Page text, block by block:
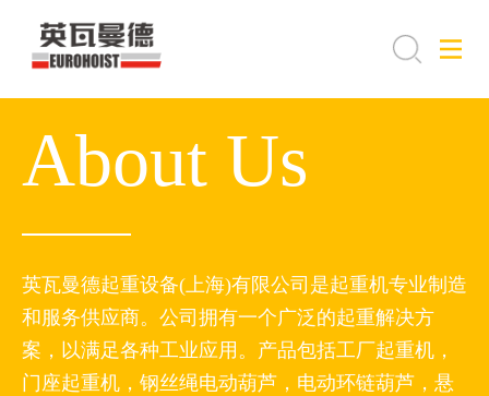
About Us
英瓦曼德起重设备(上海)有限公司是起重机专业制造
和服务供应商。公司拥有一个广泛的起重解决方
案，以满足各种工业应用。产品包括工厂起重机，
门座起重机，钢丝绳电动葫芦，电动环链葫芦，悬